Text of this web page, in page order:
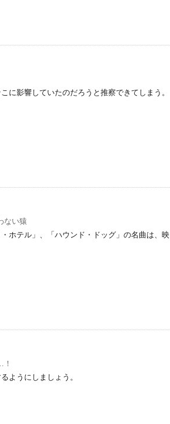
に影響していたのだろうと推察できてしまう。
ない猿
ホテル」、「ハウンド・ドッグ」の名曲は、映
ようにしましょう。